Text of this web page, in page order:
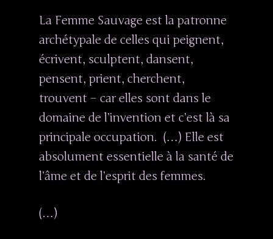
La Femme Sauvage est la patronne
archétypale de celles qui peignent,
écrivent, sculptent, dansent,
pensent, prient, cherchent,
trouvent – car elles sont dans le
domaine de l’invention et c’est là sa
principale occupation. (…) Elle est
absolument essentielle à la santé de
l’âme et de l’esprit des femmes.
(…)